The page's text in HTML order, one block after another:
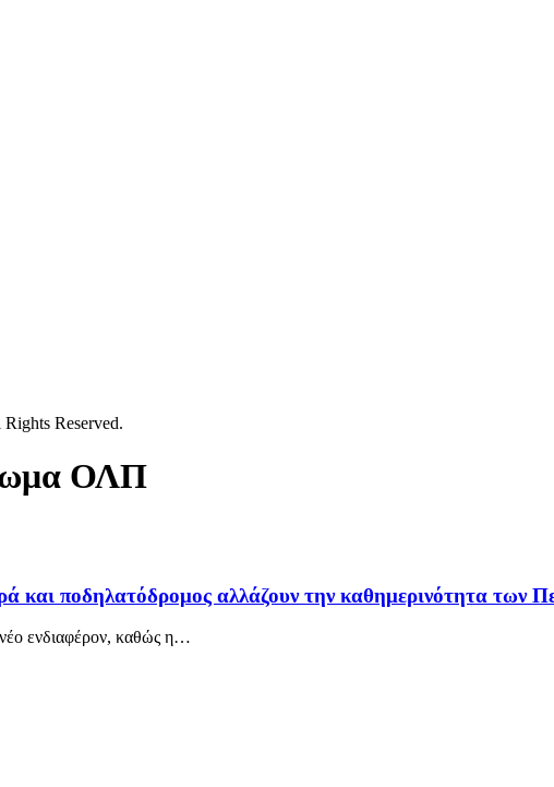
Reserved.
ΟΛΠ
και ποδηλατόδρομος αλλάζουν την καθημερινότητα των
ενδιαφέρον, καθώς η…